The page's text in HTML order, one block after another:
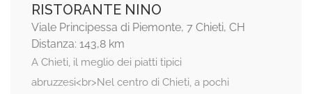
RISTORANTE NINO
Viale Principessa di Piemonte, 7 Chieti, CH
Distanza: 143,8 km
A Chieti, il meglio dei piatti tipici
abruzzesi<br>Nel centro di Chieti, a pochi